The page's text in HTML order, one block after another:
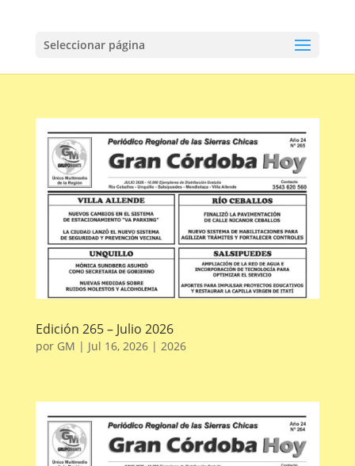
Seleccionar página
Edición 265 – Julio 2026
por GM | Jul 16, 2026| 2026